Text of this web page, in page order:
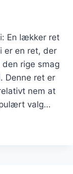
En lækker ret
er en ret, der
rige smag
Denne ret er
nem at
valg…